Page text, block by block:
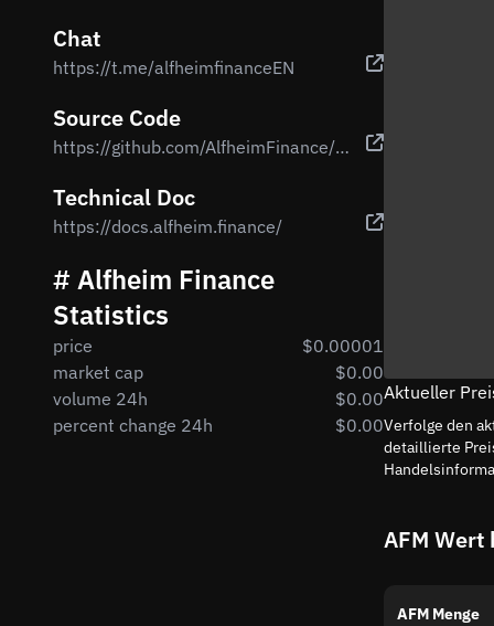
Chat
https://t.me/alfheimfinanceEN
Source Code
https://github.com/AlfheimFinance/contracts
Technical Doc
https://docs.alfheim.finance/
# Alfheim Finance
Statistics
price
$0.00001
market cap
$0.00
volume 24h
$0.00
percent change 24h
$0.00
Aktueller
Verfolge den
detaillierte
AFM Wert
AFM Menge